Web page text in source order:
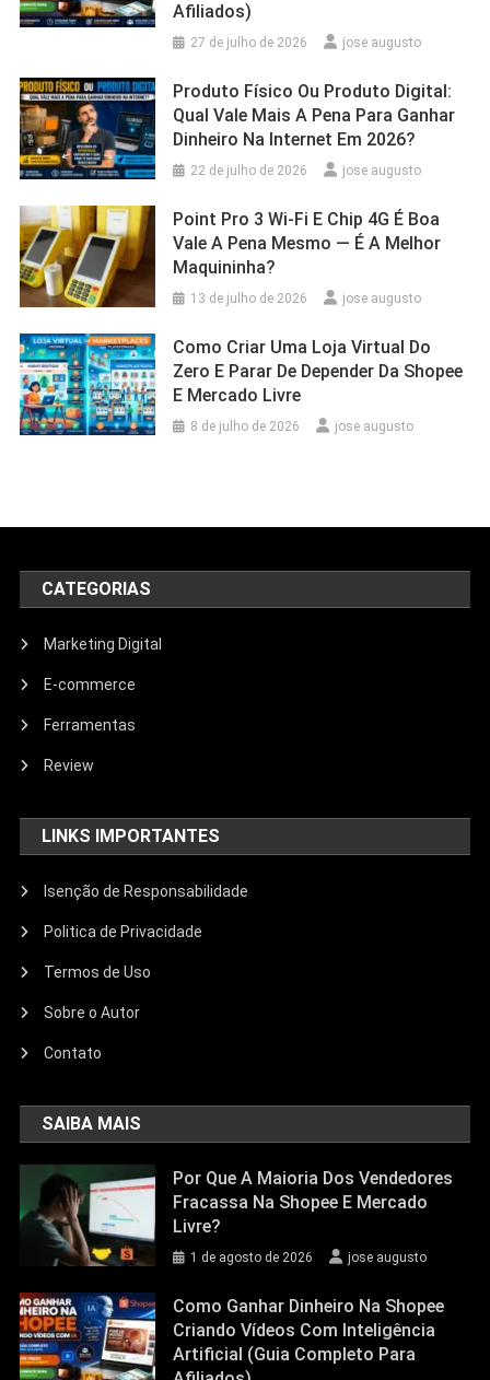
Afiliados)
27 de julho de 2026 jose augusto
Produto Físico Ou Produto Digital:
Qual Vale Mais A Pena Para Ganhar
Dinheiro Na Internet Em 2026?
22 de julho de 2026 jose augusto
Point Pro 3 Wi‑Fi E Chip 4G É Boa
Vale A Pena Mesmo — É A Melhor
Maquininha?
13 de julho de 2026 jose augusto
Como Criar Uma Loja Virtual Do
Zero E Parar De Depender Da Shopee
E Mercado Livre
8 de julho de 2026 jose augusto
CATEGORIAS
Marketing Digital
E-commerce
Ferramentas
Review
LINKS IMPORTANTES
Isenção de Responsabilidade
Politica de Privacidade
Termos de Uso
Sobre o Autor
Contato
SAIBA MAIS
Por Que A Maioria Dos Vendedores
Fracassa Na Shopee E Mercado
Livre?
1 de agosto de 2026 jose augusto
Como Ganhar Dinheiro Na Shopee
Criando Vídeos Com Inteligência
Artificial (Guia Completo Para